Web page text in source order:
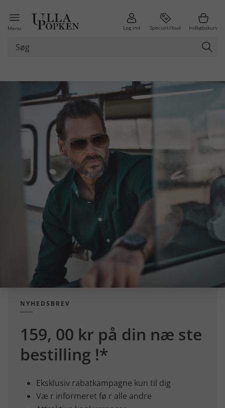
Menu Log ind Specialtilbud Indkøbskurv
NYHEDSBREV
159, 00 kr på din næ ste
bestilling !*
Eksklusiv rabatkampagne kun til dig
Væ r informeret fø r alle andre